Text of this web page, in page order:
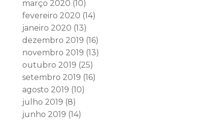
março 2020 (10)
fevereiro 2020 (14)
janeiro 2020 (13)
dezembro 2019 (16)
novembro 2019 (13)
outubro 2019 (25)
setembro 2019 (16)
agosto 2019 (10)
julho 2019 (8)
junho 2019 (14)